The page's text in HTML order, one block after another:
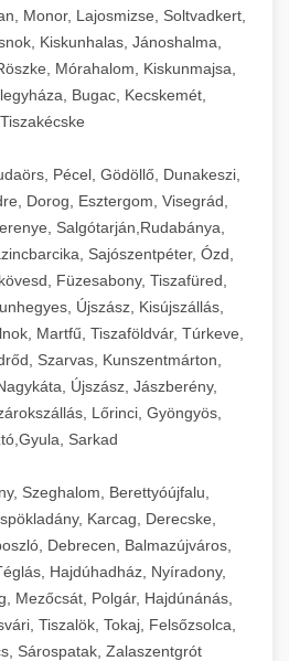
Monor, Lajosmizse, Soltvadkert,
Kiskunhalas, Jánoshalma,
Mórahalom, Kiskunmajsa,
Bugac, Kecskemét,
Tiszakécske
Pécel, Gödöllő, Dunakeszi,
Dorog, Esztergom, Visegrád,
Salgótarján,Rudabánya,
Sajószentpéter, Ózd,
Füzesabony, Tiszafüred,
Újszász, Kisújszállás,
Martfű, Tiszaföldvár, Túrkeve,
Szarvas, Kunszentmárton,
Újszász, Jászberény,
Lőrinci, Gyöngyös,
Sarkad
Szeghalom, Berettyóújfalu,
Karcag, Derecske,
Debrecen, Balmazújváros,
Hajdúhadház, Nyíradony,
Mezőcsát, Polgár, Hajdúnánás,
Tiszalök, Tokaj, Felsőzsolca,
Sárospatak, Zalaszentgrót